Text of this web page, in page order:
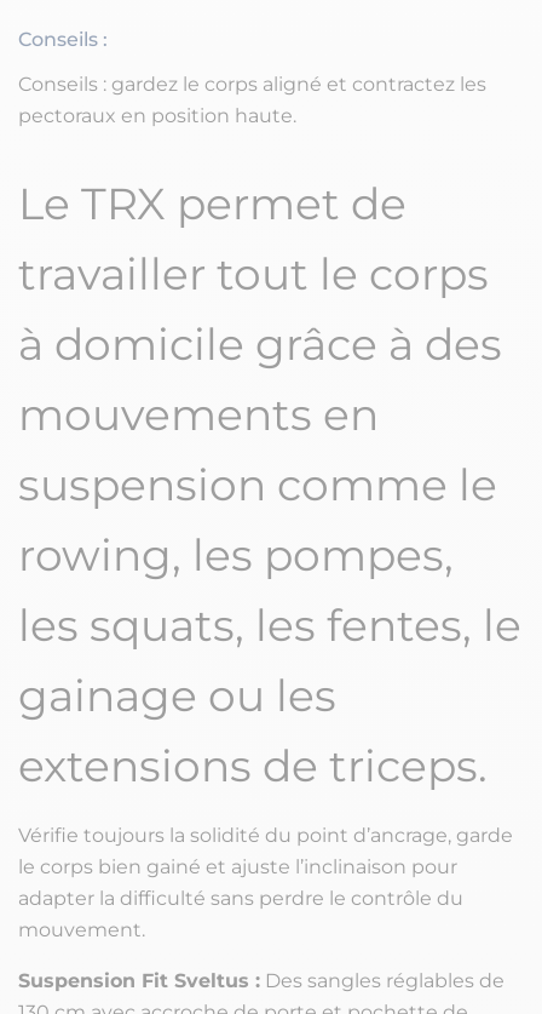
Conseils :
Conseils : gardez le corps aligné et contractez les
pectoraux en position haute.
Le TRX permet de
travailler tout le corps
à domicile grâce à des
mouvements en
suspension comme le
rowing, les pompes,
les squats, les fentes, le
gainage ou les
extensions de triceps.
Vérifie toujours la solidité du point d’ancrage, garde
le corps bien gainé et ajuste l’inclinaison pour
adapter la difficulté sans perdre le contrôle du
mouvement.
Suspension Fit Sveltus : Des sangles réglables de